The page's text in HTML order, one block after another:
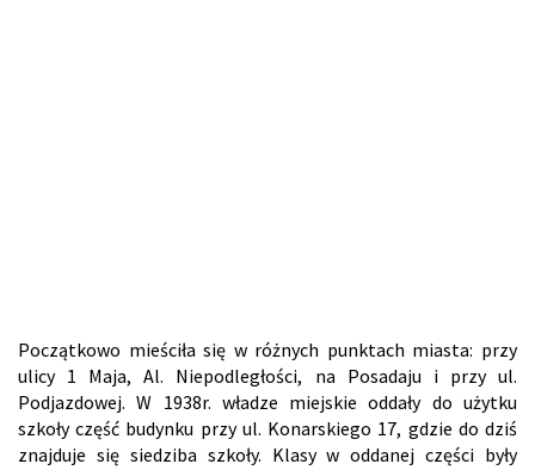
Początkowo mieściła się w różnych punktach miasta: przy
ulicy 1 Maja, Al. Niepodległości, na Posadaju i przy ul.
Podjazdowej. W 1938r. władze miejskie oddały do użytku
szkoły część budynku przy ul. Konarskiego 17, gdzie do dziś
znajduje się siedziba szkoły. Klasy w oddanej części były